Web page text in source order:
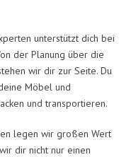
unterstützt dich bei
der Planung über die
wir dir zur Seite. Du
Möbel und
und transportieren.
legen wir großen Wert
dir nicht nur einen